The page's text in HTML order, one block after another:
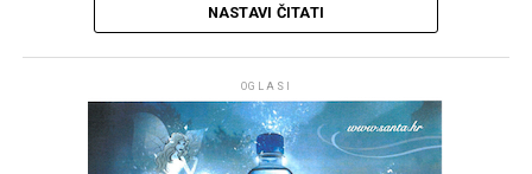
program Hrvatskog ratnog zrakoplovstva.
Vojno-redarstvena operacija Oluja počela je 4. i trajala
do 7. kolovoza 1995. godine. Hrvatska vojska i policija
oslobodile su okupirana područja Republike Hrvatske
pod nadzorom pobunjenih Srba na kojima je bila
NASTAVI ČITATI
OGLASI